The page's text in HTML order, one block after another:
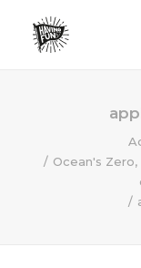
ECO FRIENDLY
Ocean's